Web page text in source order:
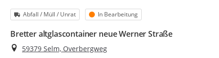
Kategorie
Abfall / Müll / Unrat Status
In Bearbeitung
Bretter altglascontainer neue Werner Straße
Ort
59379 Selm, Overbergweg